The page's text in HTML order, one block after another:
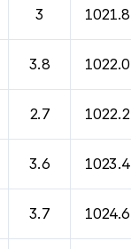
3 1021.8
3.8 1022.0
2.7 1022.2
3.6 1023.4
3.7 1024.6